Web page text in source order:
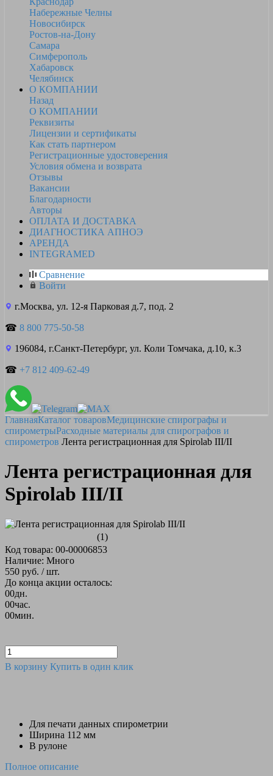
Набережные Челны
Новосибирск
Ростов-на-Дону
Самара
Симферополь
Хабаровск
Челябинск
О КОМПАНИИ
Назад
О КОМПАНИИ
Реквизиты
Лицензии и сертификаты
Как стать партнером
Регистрационные удостоверения
Условия обмена и возврата
Отзывы
Вакансии
Благодарности
Авторы
ОПЛАТА И ДОСТАВКА
ДИАГНОСТИКА АПНОЭ
АРЕНДА
INTEGRAMED
Сравнение
Войти
г.Москва, ул. 12-я Парковая д.7, под. 2
☎ 8 800 775-50-58
196084, г.Санкт-Петербург, ул. Коли Томчака, д.10, к.3
☎ +7 812 409-62-49
ГлавнаяКаталог товаровМедицинские спирографы и
спирометрыРасходные материалы для спирографов и
спирометров Лента регистрационная для Spirolab III/II
Лента регистрационная для
Spirolab III/II
(1)
Код товара: 00-00006853
Наличие: Много
550 руб. / шт.
До конца акции осталось:
00дн.
00час.
00мин.
В корзину Купить в один клик
Для печати данных спирометрии
Ширина 112 мм
В рулоне
Полное описание